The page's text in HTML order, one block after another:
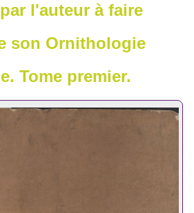
l'auteur à faire
son Ornithologie
Tome premier.